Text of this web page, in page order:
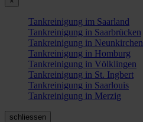
Tankreinigung im Saarland
Tankreinigung in Saarbrücken
Tankreinigung in Neunkirchen
Tankreinigung in Homburg
Tankreinigung in Völklingen
Tankreinigung in St. Ingbert
Tankreinigung in Saarlouis
Tankreinigung in Merzig
schliessen